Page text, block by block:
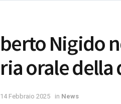
Nigido
orale
14 Febbraio 2025 in News